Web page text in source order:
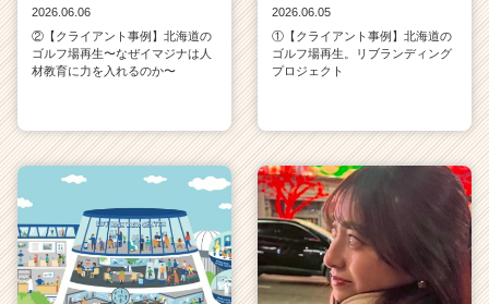
2026.06.06
②【クライアント事例】北海道の
ゴルフ場再生〜なぜイマジナは人
材教育に力を入れるのか〜
2026.06.05
①【クライアント事例】北海道の
ゴルフ場再生。リブランディング
プロジェクト